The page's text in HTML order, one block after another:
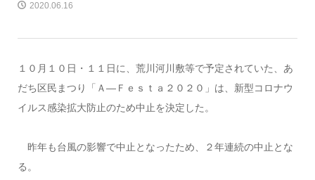
2020.06.16
１０月１０日・１１日に、荒川河川敷等で予定されていた、あ
だち区民まつり「Ａ―Ｆｅｓｔａ２０２０」は、新型コロナウ
イルス感染拡大防止のため中止を決定した。
昨年も台風の影響で中止となったため、２年連続の中止とな
る。